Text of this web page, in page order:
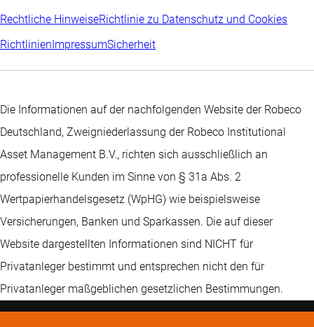
Rechtliche HinweiseRichtlinie zu Datenschutz und Cookies
RichtlinienImpressumSicherheit
Die Informationen auf der nachfolgenden Website der Robeco
Deutschland, Zweigniederlassung der Robeco Institutional
Asset Management B.V., richten sich ausschließlich an
professionelle Kunden im Sinne von § 31a Abs. 2
Wertpapierhandelsgesetz (WpHG) wie beispielsweise
Versicherungen, Banken und Sparkassen. Die auf dieser
Website dargestellten Informationen sind NICHT für
Privatanleger bestimmt und entsprechen nicht den für
Privatanleger maßgeblichen gesetzlichen Bestimmungen.